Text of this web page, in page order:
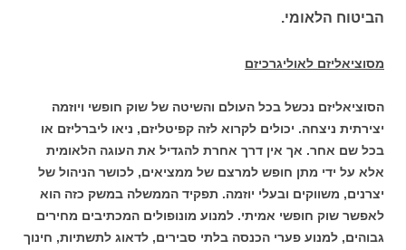
הביטוח הלאומי.
מסוציאליזם לאוליגרכיזם
הסוציאליזם נכשל בכל העולם והשיטה של שוק חופשי ויוזמה
יצירתית ניצחה. יכולים לקרוא לזה קפיטליזם, ניאו ליברליזם או
בכל שם אחר. אך אין דרך אחרת להגדיל את העוגה הלאומית
אלא על ידי מתן חופש למרצם של ממציאים, לכושר הניהול של
יצרנים, משווקים ובעלי יוזמה. תפקיד הממשלה במשק כזה הוא
לאפשר שוק חופשי אמיתי. למנוע מונופולים המכתיבים מחירים
גבוהים, למנוע פערי הכנסה בלתי סבירים, לדאוג לתשתיות, חינוך